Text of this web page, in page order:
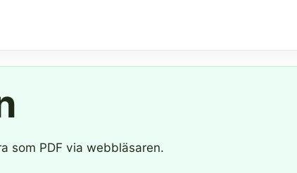
som PDF via webbläsaren.